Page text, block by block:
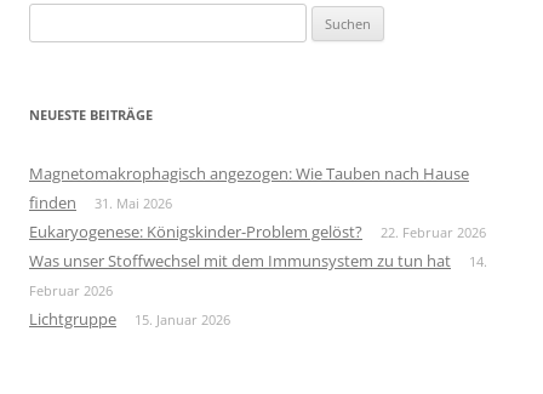
nach:
NEUESTE BEITRÄGE
Magnetomakrophagisch angezogen: Wie Tauben nach Hause
finden
31. Mai 2026
Eukaryogenese: Königskinder-Problem gelöst? 22. Februar 2026
Was unser Stoffwechsel mit dem Immunsystem zu tun hat
14.
Februar 2026
Lichtgruppe 15. Januar 2026